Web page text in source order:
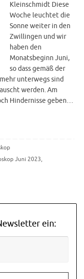
Kleinschmidt Diese
Woche leuchtet die
Sonne weiter in den
Zwillingen und wir
haben den
Monatsbeginn Juni,
so dass gemäß der
unterwegs sind
werden. Am
Hindernisse geben…
Juni 2023,
ein: